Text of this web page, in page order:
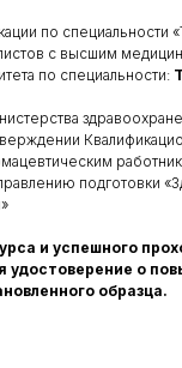
по специальности
с высшим
по специальности:
подготовки
и успешного
удостоверение о
образца.